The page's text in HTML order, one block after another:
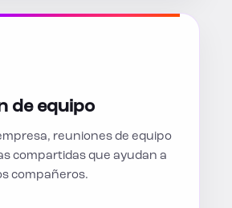
de equipo
reuniones de equipo
compartidas que ayudan a
compañeros.